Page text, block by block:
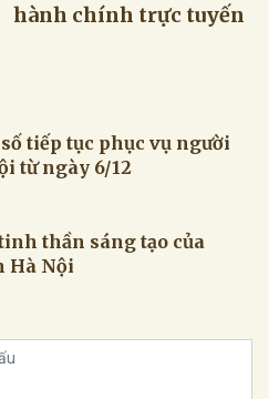
hành chính trực tuyến
tiếp tục phục vụ người
từ ngày 6/12
thần sáng tạo của
Hà Nội